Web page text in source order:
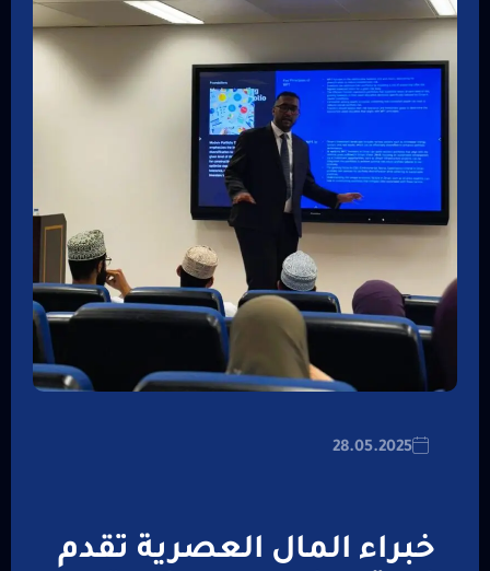
28.05.2025
خبراء المال العصرية تقدم